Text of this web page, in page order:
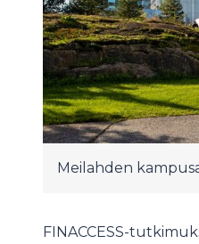
Meilahden
FINACCESS-